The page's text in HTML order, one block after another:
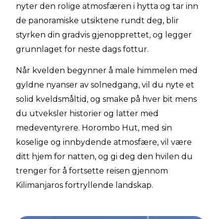
nyter den rolige atmosfæren i hytta og tar inn
de panoramiske utsiktene rundt deg, blir
styrken din gradvis gjenopprettet, og legger
grunnlaget for neste dags fottur.
Når kvelden begynner å male himmelen med
gyldne nyanser av solnedgang, vil du nyte et
solid kveldsmåltid, og smake på hver bit mens
du utveksler historier og latter med
medeventyrere. Horombo Hut, med sin
koselige og innbydende atmosfære, vil være
ditt hjem for natten, og gi deg den hvilen du
trenger for å fortsette reisen gjennom
Kilimanjaros fortryllende landskap.